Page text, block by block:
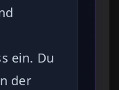
ein. Du
der